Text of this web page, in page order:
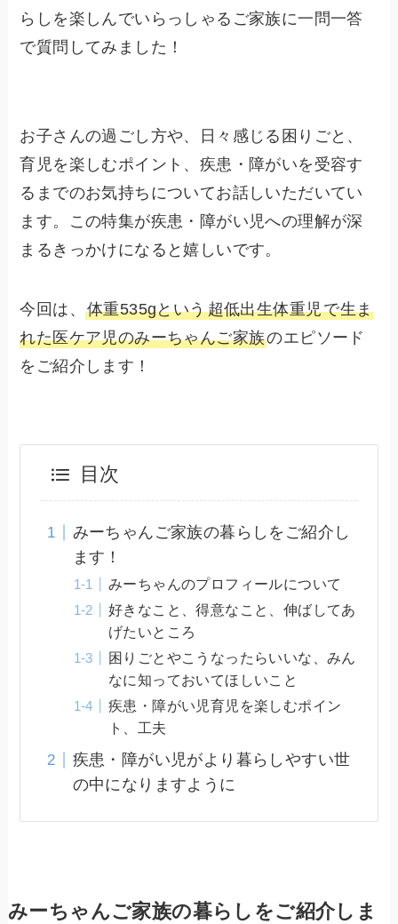
らしを楽しんでいらっしゃるご家族に一問一答
で質問してみました！
お子さんの過ごし方や、日々感じる困りごと、
育児を楽しむポイント、疾患・障がいを受容す
るまでのお気持ちについてお話しいただいてい
ます。この特集が疾患・障がい児への理解が深
まるきっかけになると嬉しいです。
今回は、体重535gという超低出生体重児で生ま
れた医ケア児のみーちゃんご家族のエピソード
をご紹介します！
目次
みーちゃんご家族の暮らしをご紹介し
ます！
みーちゃんのプロフィールについて
好きなこと、得意なこと、伸ばしてあ
げたいところ
困りごとやこうなったらいいな、みん
なに知っておいてほしいこと
疾患・障がい児育児を楽しむポイン
ト、工夫
疾患・障がい児がより暮らしやすい世
の中になりますように
みーちゃんご家族の暮らしをご紹介しま